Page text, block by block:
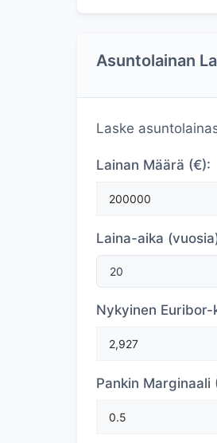
Asuntolainan
Laske
Lainan Määrä (€):
Laina-aika
Nykyinen Euribor-
Pankin Marginaali